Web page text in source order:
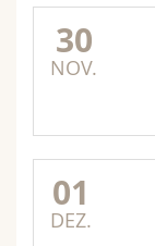
30
NOV.
01
DEZ.